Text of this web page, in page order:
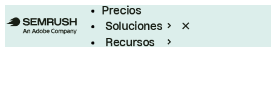
Precios
Soluciones
Recursos